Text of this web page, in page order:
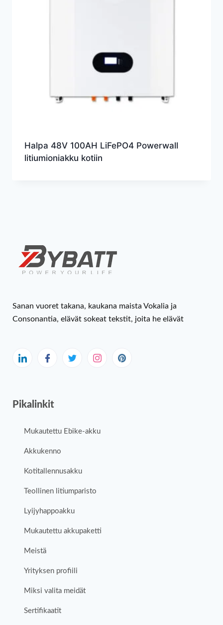
Halpa 48V 100AH LiFePO4 Powerwall
litiumioniakku kotiin
Sanan vuoret takana, kaukana maista Vokalia ja
Consonantia, elävät sokeat tekstit, joita he elävät
Pikalinkit
Mukautettu Ebike-akku
Akkukenno
Kotitallennusakku
Teollinen litiumparisto
Lyijyhappoakku
Mukautettu akkupaketti
Meistä
Yrityksen profiili
Miksi valita meidät
Sertifikaatit